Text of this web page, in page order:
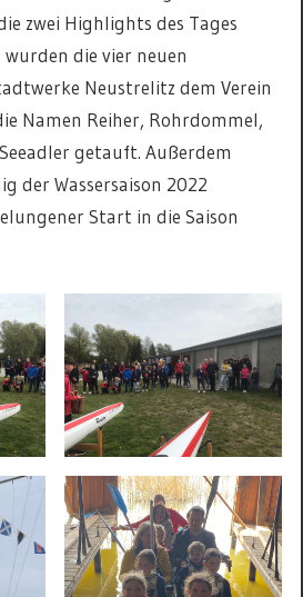
zwei Highlights des Tages
die vier neuen
Neustrelitz dem Verein
Namen Reiher, Rohrdommel,
getauft. Außerdem
der Wassersaison 2022
Start in die Saison